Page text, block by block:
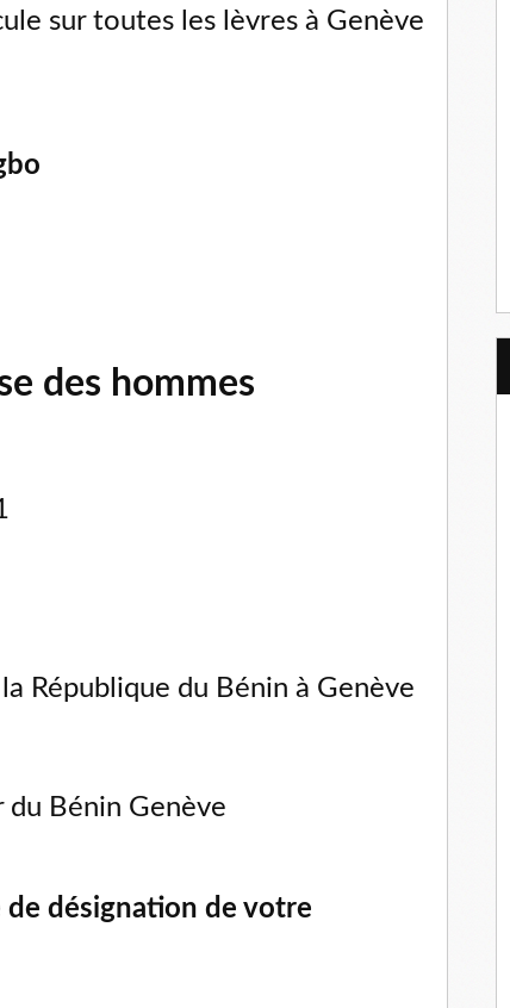
sur toutes les lèvres à Genève
des hommes
République du Bénin à Genève
du Bénin Genève
désignation de votre